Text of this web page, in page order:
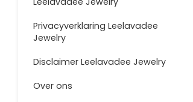
Privacyverklaring Leelavadee
Jewelry
Disclaimer Leelavadee Jewelry
Over ons